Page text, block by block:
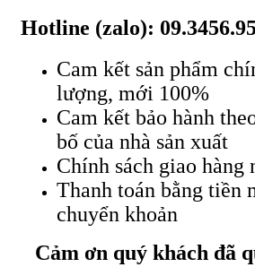
Hotline (zalo):
Cam kết sản phẩm
lượng, mới 100%
Cam kết bảo hành
bố của nhà sản xuất
Chính sách giao hàng
Thanh toán bằng tiền
chuyển khoản
Cảm ơn quý khách đã